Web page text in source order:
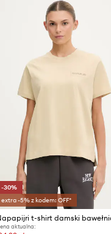
-30%
extra -5% z kodem: OFF*
aktualna: